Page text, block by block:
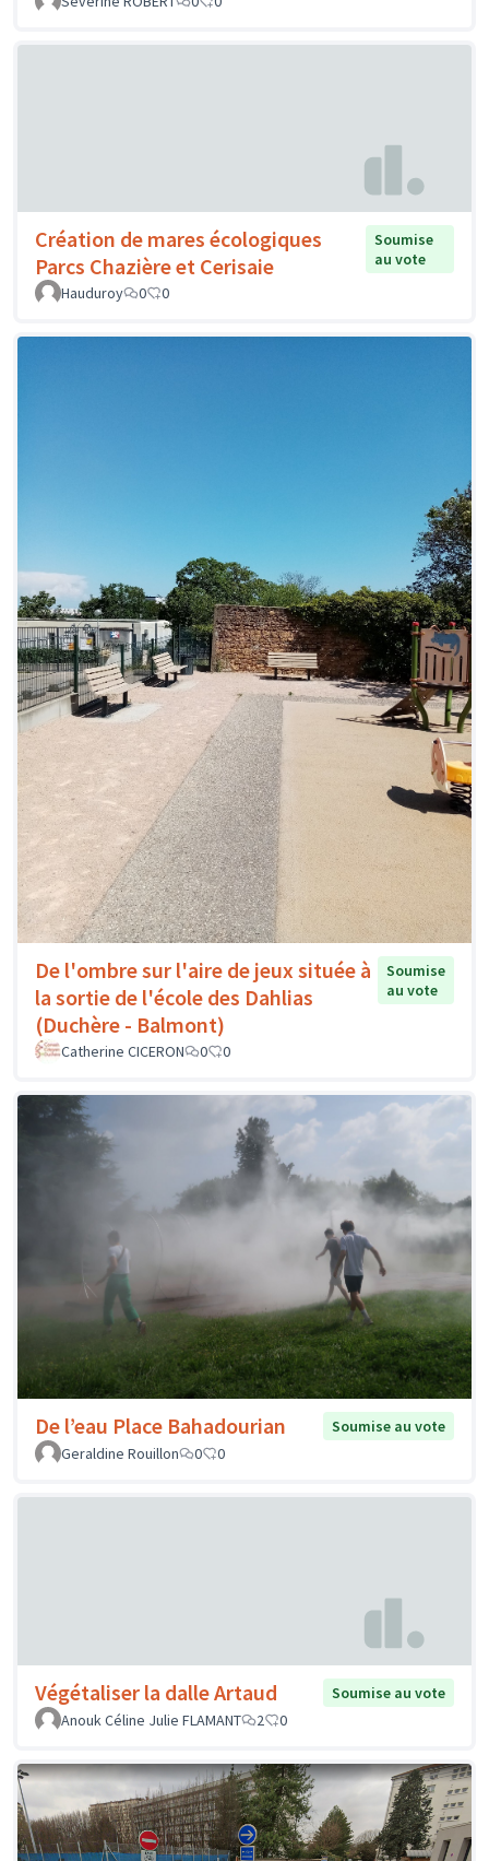
Création de mares écologiques
Parcs Chazière et Cerisaie
Soumise
au vote
Hauduroy
0 0
De l'ombre sur l'aire de jeux située à
la sortie de l'école des Dahlias
(Duchère - Balmont)
Soumise
au vote
Catherine CICERON 0 0
De l’eau Place Bahadourian
Soumise au vote
Geraldine Rouillon
0 0
Végétaliser la dalle Artaud
Soumise au vote
Anouk Céline Julie FLAMANT
2 0